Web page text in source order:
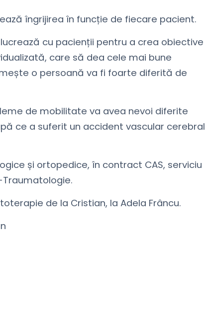
îngrijirea în funcție de fiecare pacient.
lucrează cu pacienții pentru a crea obiective
care să dea cele mai bune
o persoană va fi foarte diferită de
de mobilitate va avea nevoi diferite
ce a suferit un accident vascular cerebral
și ortopedice, în contract CAS, serviciu
de la Cristian, la Adela Frâncu.